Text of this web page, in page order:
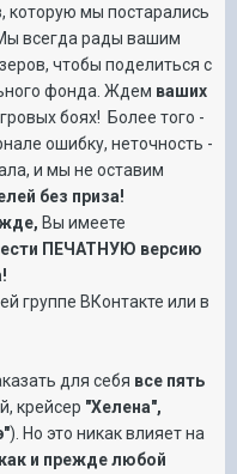
которую мы постарались
всегда рады вашим
чтобы поделиться с
фонда. Ждем ваших
боях! Более того -
ошибку, неточность -
и мы не оставим
без приза!
Вы имеете
ПЕЧАТНУЮ версию
группе ВКонтакте или в
для себя все пять
крейсер "Хелена",
). Но это никак влияет на
как и прежде любой